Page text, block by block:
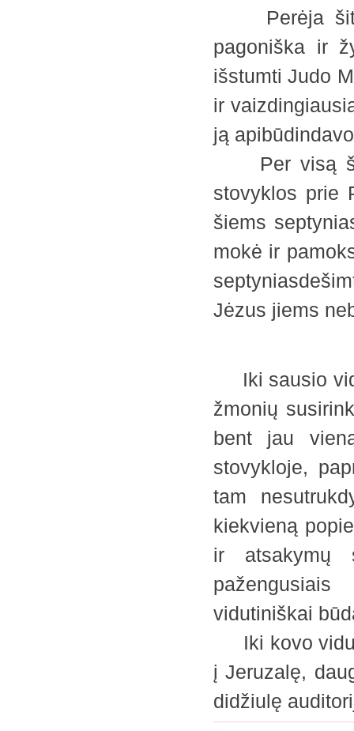
Perėja
pagoniška ir
išstumti Judo
ir
ją
Per visą
stovyklos prie
šiems
mokė ir
Jėzus jiems
Iki sausio
žmonių
bent jau
stovykloje,
tam
kiekvieną
ir atsakymų
vidutiniškai
Iki kovo
į Jeruzalę,
didžiulę